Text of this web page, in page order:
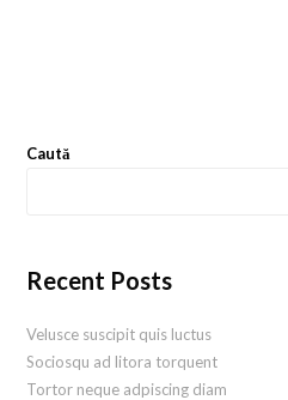
Caută
Recent Posts
Velusce suscipit quis luctus
Sociosqu ad litora torquent
Tortor neque adpiscing diam